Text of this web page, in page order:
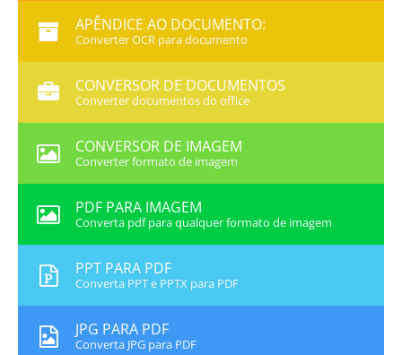
APÊNDICE AO DOCUMENTO:
Converter OCR para documento
CONVERSOR DE DOCUMENTOS
Converter documentos do office
CONVERSOR DE IMAGEM
Converter formato de imagem
PDF PARA IMAGEM
Converta pdf para qualquer formato de imagem
PPT PARA PDF
Converta PPT e PPTX para PDF
JPG PARA PDF
Converta JPG para PDF